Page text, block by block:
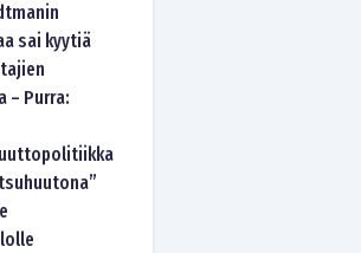
sai kyytiä
– Purra: